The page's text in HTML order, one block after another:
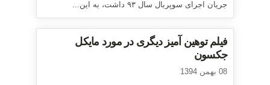
جریان اجرای سوپربال سال ۹۳ داشت، به این...
فیلم توهین آمیز دیگری در مورد مایکل
جکسون
08 بهمن 1394